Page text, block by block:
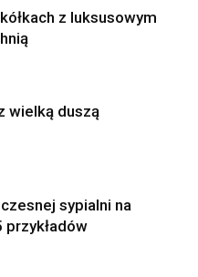
z luksusowym
wielką duszą
sypialni na
przykładów